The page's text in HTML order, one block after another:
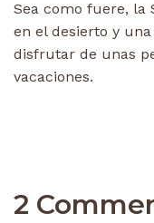
Sea como fuere, la
en el desierto y
disfrutar de unas
vacaciones.
2